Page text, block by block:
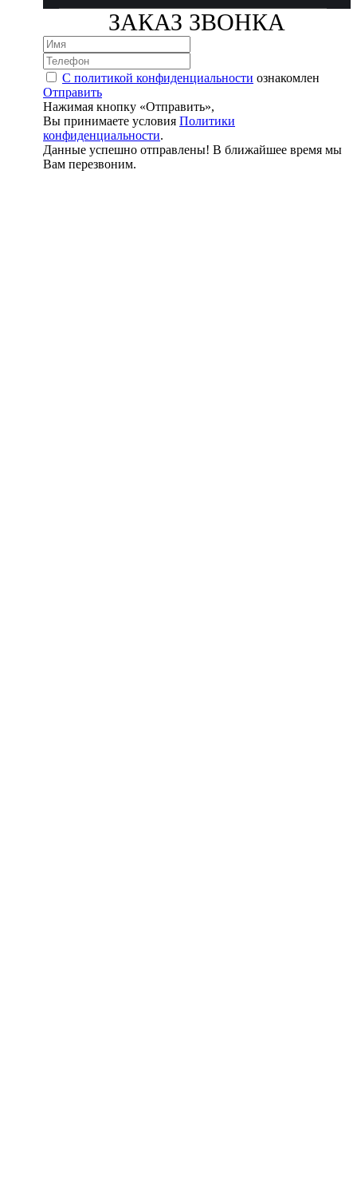
ЗАКАЗ ЗВОНКА
С политикой конфиденциальности ознакомлен
Отправить
Нажимая кнопку «Отправить»,
Вы принимаете условия Политики
конфиденциальности.
Данные успешно отправлены! В ближайшее время мы
Вам перезвоним.